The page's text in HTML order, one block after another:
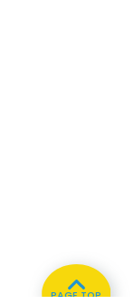
PAGE TOP